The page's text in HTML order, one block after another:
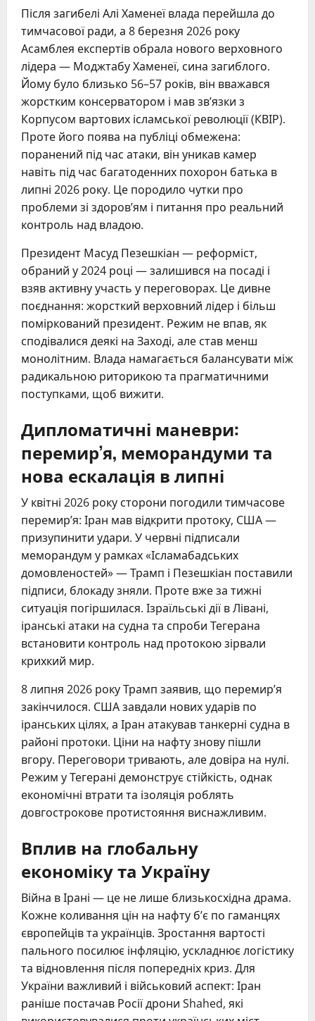
Після загибелі Алі Хаменеї влада перейшла до
тимчасової ради, а 8 березня 2026 року
Асамблея експертів обрала нового верховного
лідера — Моджтабу Хаменеї, сина загиблого.
Йому було близько 56–57 років, він вважався
жорстким консерватором і мав зв’язки з
Корпусом вартових ісламської революції (КВІР).
Проте його поява на публіці обмежена:
поранений під час атаки, він уникав камер
навіть під час багатоденних похорон батька в
липні 2026 року. Це породило чутки про
проблеми зі здоров’ям і питання про реальний
контроль над владою.
Президент Масуд Пезешкіан — реформіст,
обраний у 2024 році — залишився на посаді і
взяв активну участь у переговорах. Це дивне
поєднання: жорсткий верховний лідер і більш
поміркований президент. Режим не впав, як
сподівалися деякі на Заході, але став менш
монолітним. Влада намагається балансувати між
радикальною риторикою та прагматичними
поступками, щоб вижити.
Дипломатичні маневри:
перемир’я, меморандуми та
нова ескалація в липні
У квітні 2026 року сторони погодили тимчасове
перемир’я: Іран мав відкрити протоку, США —
призупинити удари. У червні підписали
меморандум у рамках «Ісламабадських
домовленостей» — Трамп і Пезешкіан поставили
підписи, блокаду зняли. Проте вже за тижні
ситуація погіршилася. Ізраїльські дії в Лівані,
іранські атаки на судна та спроби Тегерана
встановити контроль над протокою зірвали
крихкий мир.
8 липня 2026 року Трамп заявив, що перемир’я
закінчилося. США завдали нових ударів по
іранських цілях, а Іран атакував танкерні судна в
районі протоки. Ціни на нафту знову пішли
вгору. Переговори тривають, але довіра на нулі.
Режим у Тегерані демонструє стійкість, однак
економічні втрати та ізоляція роблять
довгострокове протистояння виснажливим.
Вплив на глобальну
економіку та Україну
Війна в Ірані — це не лише близькосхідна драма.
Кожне коливання цін на нафту б’є по гаманцях
європейців та українців. Зростання вартості
пального посилює інфляцію, ускладнює логістику
та відновлення після попередніх криз. Для
України важливий і військовий аспект: Іран
раніше постачав Росії дрони Shahed, які